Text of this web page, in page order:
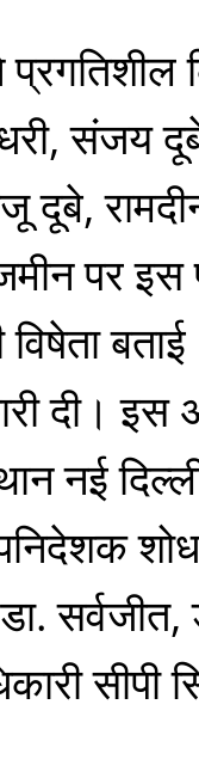
संजय
दूबे,
पर इस
दी। इस
नई
सीपी